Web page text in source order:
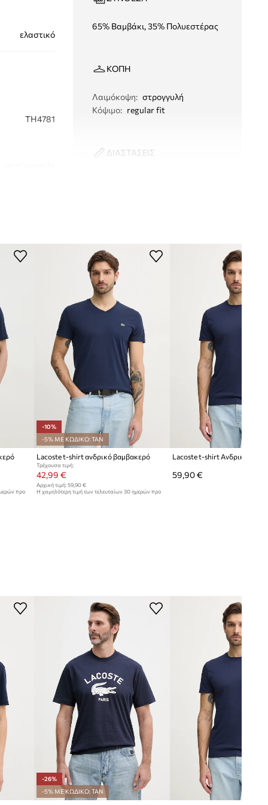
ελαστικό
TH4781
65% Βαμβάκι, 35% Πολυεστέρας
ΚΟΠΉ
Λαιμόκοψη: στρογγυλή
Κόψιμο: regular fit
ΔΙΑΣΤΑΣΕΙΣ
Πίνακας μεγέθους
προ
-10%
-5% ΜΕ ΚΩΔΙΚΟ: TAN
Lacoste t-shirt ανδρικό βαμβακερό
Τρέχουσα τιμή:
42,99 €
Αρχική τιμή:59,90 €
Η χαμηλότερη τιμή των τελευταίων 30 ημερών προ
Lacoste t-shirt Ανδρικός
59,90 €
-26%
-5% ΜΕ ΚΩΔΙΚΟ: TAN